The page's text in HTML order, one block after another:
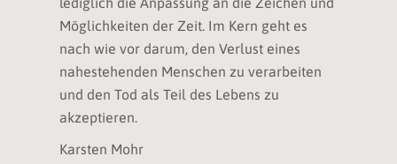
Möglichkeiten der Zeit. Im Kern geht es
nach wie vor darum, den Verlust eines
nahestehenden Menschen zu verarbeiten
und den Tod als Teil des Lebens zu
akzeptieren.
Karsten Mohr